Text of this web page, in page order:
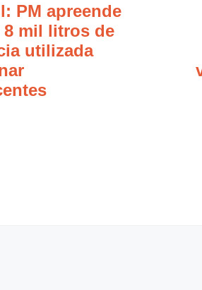
PM apreende
8 mil litros de
utilizada